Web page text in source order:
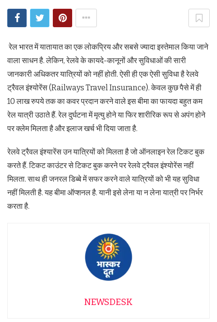
रेल भारत में यातायात का एक लोकप्रिय और सबसे ज्‍यादा इस्‍तेमाल किया जाने
वाला साधन है. लेकिन, रेलवे के कायदे-कानूनों और सुविधाओं की सारी
जानकारी अधिकतर यात्रियों को नहीं होती. ऐसी ही एक ऐसी सुविधा है रेलवे
ट्रैवल इंश्‍योरेंस (Railways Travel Insurance). केवल कुछ पैसे में ही
10 लाख रुपये तक का कवर प्रदान करने वाले इस बीमा का फायदा बहुत कम
रेल यात्री उठाते हैं. रेल दुर्घटना में मृत्‍यु होने या फिर शारीरिक रूप से अपंग होने
पर क्‍लेम मिलता है और इलाज खर्च भी दिया जाता है.
रेलवे ट्रैवल इंश्‍यारेंस उन यात्रियों को मिलता है जो ऑनलाइन रेल टिकट बुक
करते हैं. टिकट काउंटर से टिकट बुक करने पर रेलवे ट्रैवल इंश्‍योरेंस नहीं
मिलता. साथ ही जनरल डिब्‍बे में सफर करने वाले यात्रियों को भी यह सुविधा
नहीं मिलती है. यह बीमा ऑप्‍शनल है. यानी इसे लेना या न लेना यात्री पर निर्भर
करता है.
NEWSDESK